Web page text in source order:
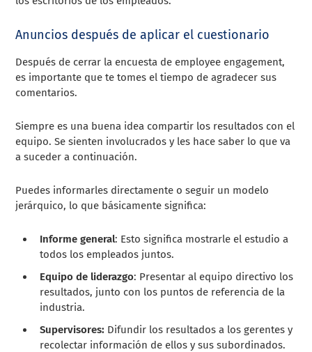
Anuncios después de aplicar el cuestionario
Después de cerrar la encuesta de employee engagement,
es importante que te tomes el tiempo de agradecer sus
comentarios.
Siempre es una buena idea compartir los resultados con el
equipo. Se sienten involucrados y les hace saber lo que va
a suceder a continuación.
Puedes informarles directamente o seguir un modelo
jerárquico, lo que básicamente significa:
Informe general: Esto significa mostrarle el estudio a
todos los empleados juntos.
Equipo de liderazgo: Presentar al equipo directivo los
resultados, junto con los puntos de referencia de la
industria.
Supervisores: Difundir los resultados a los gerentes y
recolectar información de ellos y sus subordinados.